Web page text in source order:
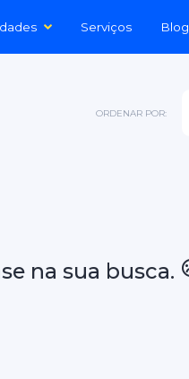
Serviços Blog
ORDENAR POR:
na sua busca.